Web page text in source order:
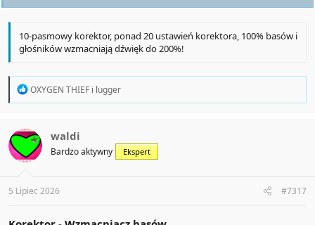
10-pasmowy korektor, ponad 20 ustawień korektora, 100% basów i
głośników wzmacniają dźwięk do 200%!
R
t
i
o
s
:
OXYGEN THIEF i lugger
waldi
Bardzo aktywny Ekspert
5 Lipiec 2026 #7317